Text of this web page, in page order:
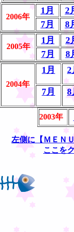
2006年
1月
2
7月
8
2005年
1月
2
7月
8
2004年
1月 2
7月 8
2003年
左側に【ＭＥＮ
ここを